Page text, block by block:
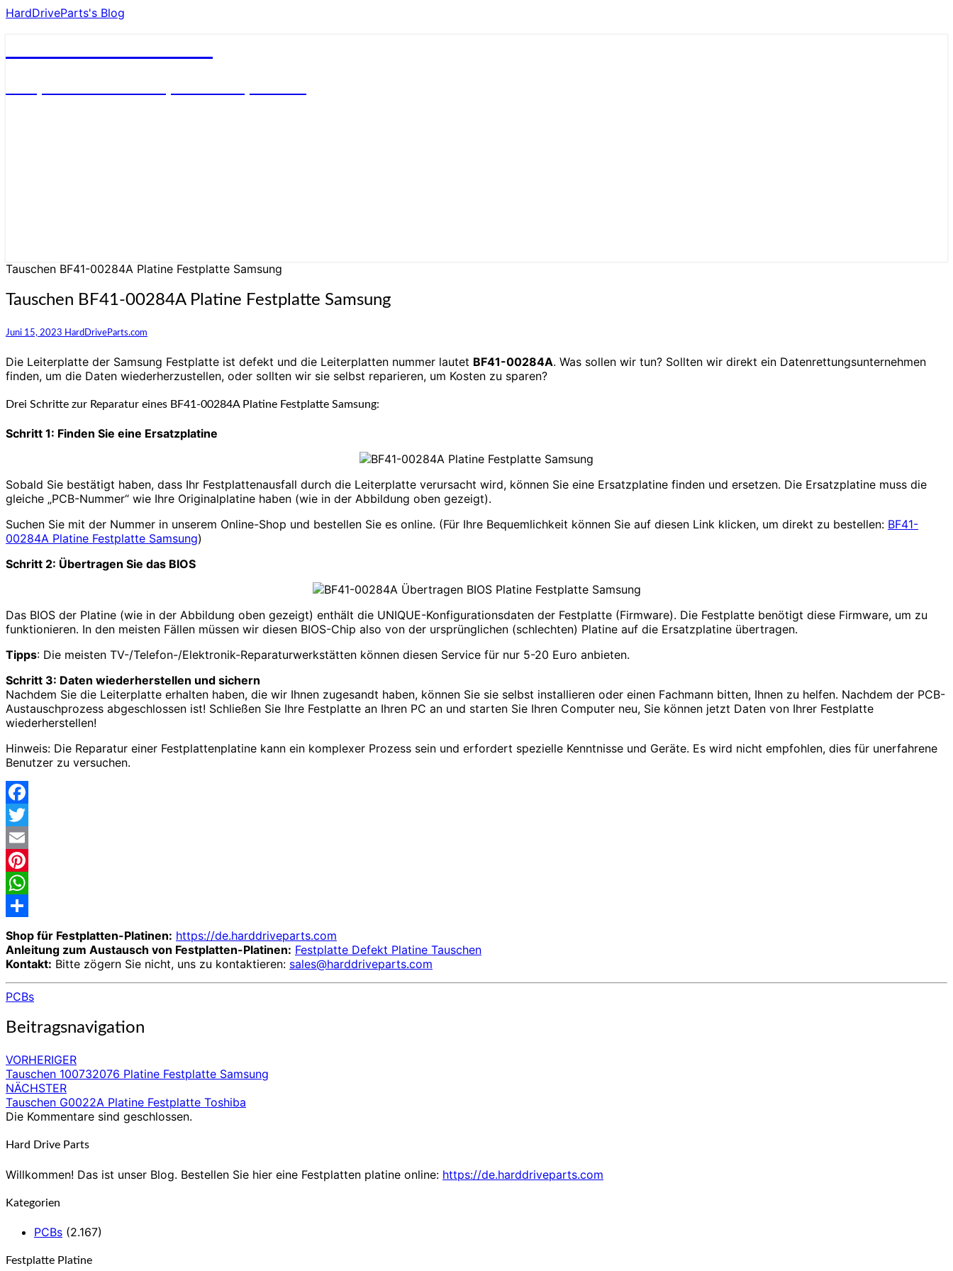
HardDriveParts's Blog
Tauschen BF41-00284A Platine Festplatte Samsung
Tauschen BF41-00284A Platine Festplatte Samsung
Juni 15, 2023 HardDriveParts.com
Die Leiterplatte der Samsung Festplatte ist defekt und die Leiterplatten nummer lautet BF41-00284A. Was sollen wir tun? Sollten wir direkt ein Datenrettungsunternehmen
finden, um die Daten wiederherzustellen, oder sollten wir sie selbst reparieren, um Kosten zu sparen?
Drei Schritte zur Reparatur eines BF41-00284A Platine Festplatte Samsung:
Schritt 1: Finden Sie eine Ersatzplatine
Sobald Sie bestätigt haben, dass Ihr Festplattenausfall durch die Leiterplatte verursacht wird, können Sie eine Ersatzplatine finden und ersetzen. Die Ersatzplatine muss die
gleiche „PCB-Nummer“ wie Ihre Originalplatine haben (wie in der Abbildung oben gezeigt).
Suchen Sie mit der Nummer in unserem Online-Shop und bestellen Sie es online. (Für Ihre Bequemlichkeit können Sie auf diesen Link klicken, um direkt zu bestellen: BF41-
00284A Platine Festplatte Samsung)
Schritt 2: Übertragen Sie das BIOS
Das BIOS der Platine (wie in der Abbildung oben gezeigt) enthält die UNIQUE-Konfigurationsdaten der Festplatte (Firmware). Die Festplatte benötigt diese Firmware, um zu
funktionieren. In den meisten Fällen müssen wir diesen BIOS-Chip also von der ursprünglichen (schlechten) Platine auf die Ersatzplatine übertragen.
Tipps: Die meisten TV-/Telefon-/Elektronik-Reparaturwerkstätten können diesen Service für nur 5-20 Euro anbieten.
Schritt 3: Daten wiederherstellen und sichern
Nachdem Sie die Leiterplatte erhalten haben, die wir Ihnen zugesandt haben, können Sie sie selbst installieren oder einen Fachmann bitten, Ihnen zu helfen. Nachdem der PCB-
Austauschprozess abgeschlossen ist! Schließen Sie Ihre Festplatte an Ihren PC an und starten Sie Ihren Computer neu, Sie können jetzt Daten von Ihrer Festplatte
wiederherstellen!
Hinweis: Die Reparatur einer Festplattenplatine kann ein komplexer Prozess sein und erfordert spezielle Kenntnisse und Geräte. Es wird nicht empfohlen, dies für unerfahrene
Benutzer zu versuchen.
Facebook
Twitter
Email
Pinterest
WhatsApp
Share
Shop für Festplatten-Platinen: https://de.harddriveparts.com
Anleitung zum Austausch von Festplatten-Platinen: Festplatte Defekt Platine Tauschen
Kontakt: Bitte zögern Sie nicht, uns zu kontaktieren: sales@harddriveparts.com
PCBs
Beitragsnavigation
VORHERIGER
Tauschen 100732076 Platine Festplatte Samsung
NÄCHSTER
Tauschen G0022A Platine Festplatte Toshiba
Die Kommentare sind geschlossen.
Hard Drive Parts
Willkommen! Das ist unser Blog. Bestellen Sie hier eine Festplatten platine online: https://de.harddriveparts.com
Kategorien
PCBs (2.167)
Festplatte Platine